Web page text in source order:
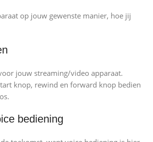
op jouw gewenste manier, hoe jij
jouw streaming/video apparaat.
knop, rewind en forward knop bedien
bediening